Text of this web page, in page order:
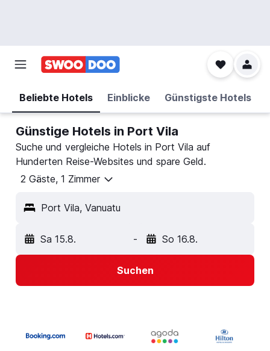
Beliebte Hotels Einblicke Günstigste Hotels
Günstige Hotels in Port Vila
Suche und vergleiche Hotels in Port Vila auf
Hunderten Reise-Websites und spare Geld.
2 Gäste, 1 Zimmer
Port Vila, Vanuatu
Sa 15.8. - So 16.8.
Suchen